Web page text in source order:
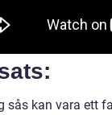
sås kan vara ett